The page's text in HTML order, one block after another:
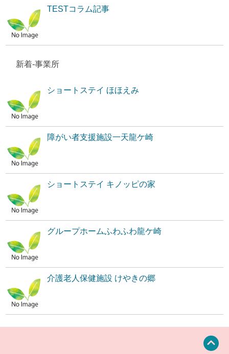
TESTコラム記事
新着-事業所
ショートステイ ほほえみ
障がい者支援施設一天龍ケ崎
ショートステイ キノッピの家
グループホームふわふわ龍ケ崎
介護老人保健施設 けやきの郷